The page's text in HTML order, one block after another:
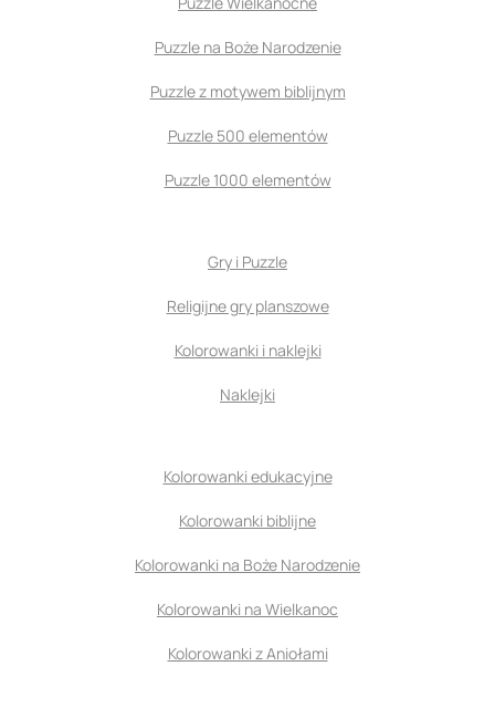
Puzzle na Boże Narodzenie
Puzzle z motywem biblijnym
Puzzle 500 elementów
Puzzle 1000 elementów
Gry i Puzzle
Religijne gry planszowe
Kolorowanki i naklejki
Naklejki
Kolorowanki edukacyjne
Kolorowanki biblijne
Kolorowanki na Boże Narodzenie
Kolorowanki na Wielkanoc
Kolorowanki z Aniołami